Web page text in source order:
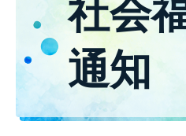
社会
通知